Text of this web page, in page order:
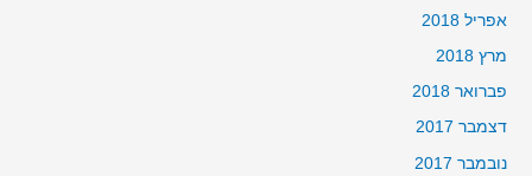
אפריל 2018
מרץ 2018
פברואר 2018
דצמבר 2017
נובמבר 2017